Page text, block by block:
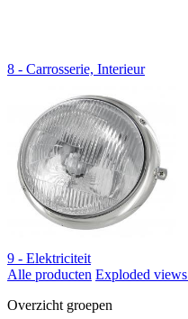
8 - Carrosserie, Interieur
9 - Elektriciteit
Alle producten Exploded views
Overzicht groepen